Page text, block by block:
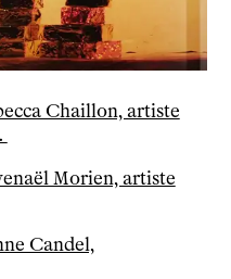
Chaillon, artiste
Morien, artiste
Candel,
gratuits
et pass
Sœur